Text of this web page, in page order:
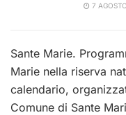
7
Sante Marie.
Marie nella riserva
calendario,
Comune di Sante